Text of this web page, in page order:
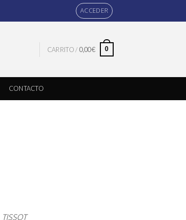
ACCEDER
CARRITO /0,00€ 0
CONTACTO
TISSOT